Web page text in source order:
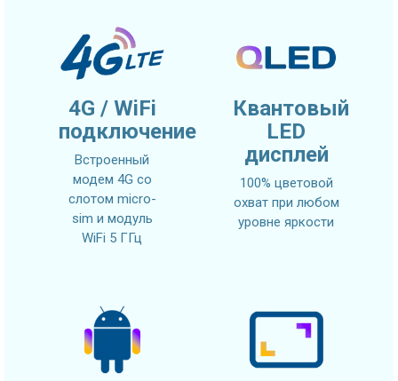
4G / WiFi
подключение
Встроенный
модем 4G со
слотом micro-
sim и модуль
WiFi 5 ГГц
Квантовый
LED
дисплей
100% цветовой
охват при любом
уровне яркости